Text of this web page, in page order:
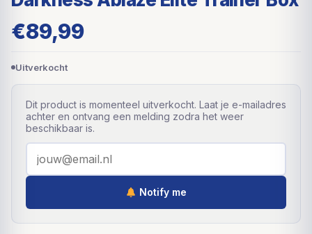
€89,99
Uitverkocht
Dit product is momenteel uitverkocht. Laat je e-mailadres
achter en ontvang een melding zodra het weer
beschikbaar is.
Notify me